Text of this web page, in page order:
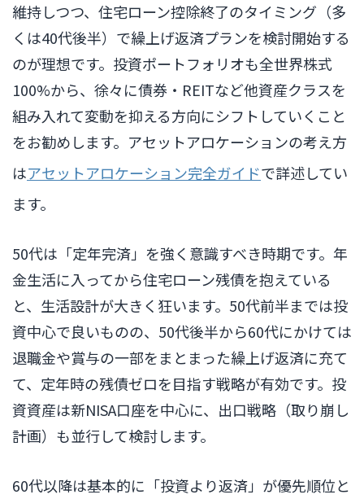
維持しつつ、住宅ローン控除終了のタイミング（多
くは40代後半）で繰上げ返済プランを検討開始する
のが理想です。投資ポートフォリオも全世界株式
100%から、徐々に債券・REITなど他資産クラスを
組み入れて変動を抑える方向にシフトしていくこと
をお勧めします。アセットアロケーションの考え方
はアセットアロケーション完全ガイドで詳述してい
ます。
50代は「定年完済」を強く意識すべき時期です。年
金生活に入ってから住宅ローン残債を抱えている
と、生活設計が大きく狂います。50代前半までは投
資中心で良いものの、50代後半から60代にかけては
退職金や賞与の一部をまとまった繰上げ返済に充て
て、定年時の残債ゼロを目指す戦略が有効です。投
資資産は新NISA口座を中心に、出口戦略（取り崩し
計画）も並行して検討します。
60代以降は基本的に「投資より返済」が優先順位と